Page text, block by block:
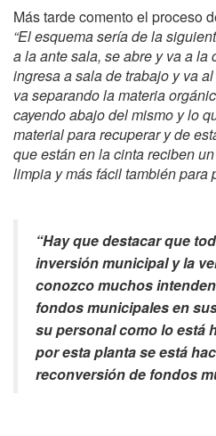
Más tarde comento el proceso
“El esquema sería de la
a la ante sala, se abre y va a la
ingresa a sala de trabajo y va
va separando la materia
cayendo abajo del mismo y lo
material para recuperar y de
que están en la cinta reciben
limpia y más fácil también para
“Hay que destacar que
inversión municipal y la
conozco muchos
fondos municipales en
su personal como lo está
por esta planta se está
reconversión de fondos